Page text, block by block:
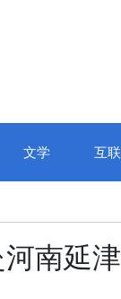
文学 互
南延